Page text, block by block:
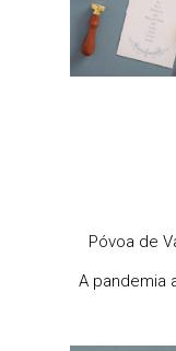
Póvoa de
A pandemia